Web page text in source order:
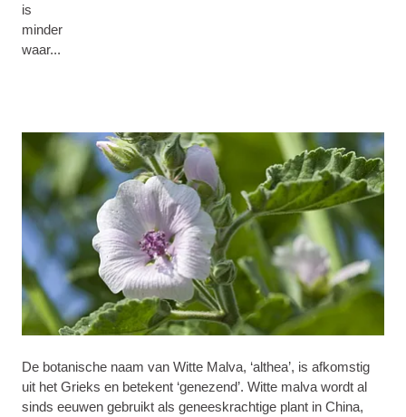
is
minder
waar...
De botanische naam van Witte Malva, ‘althea’, is afkomstig
uit het Grieks en betekent ‘genezend’. Witte malva wordt al
sinds eeuwen gebruikt als geneeskrachtige plant in China,